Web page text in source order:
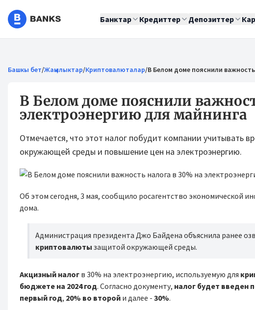
Банктар Кредиттер Депозиттер
Башкы бет/Жаңылыктар/Криптовалюталар/В Белом доме пояснили
В Белом доме пояснили
электроэнергию для майнинга
Отмечается, что этот налог побудит компании учитывать
окружающей среды и повышение цен на электроэнергию.
Об этом сегодня, 3 мая, сообщило росагентство экономической
дома.
Администрация президента Джо Байдена объяснила ранее
криптовалюты защитой окружающей среды.
Акцизный налог в 30% на электроэнергию, используемую для
бюджете на 2024 год. Согласно документу, налог будет введен
первый год, 20% во второй и далее - 30%.